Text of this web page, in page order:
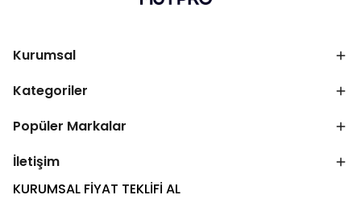
Kurumsal
Kategoriler
Popüler Markalar
İletişim
KURUMSAL FİYAT TEKLİFİ AL